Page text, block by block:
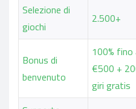
Selezione di
giochi
2.500+
Bonus di
benvenuto
100% fino
€500 +
giri gratis